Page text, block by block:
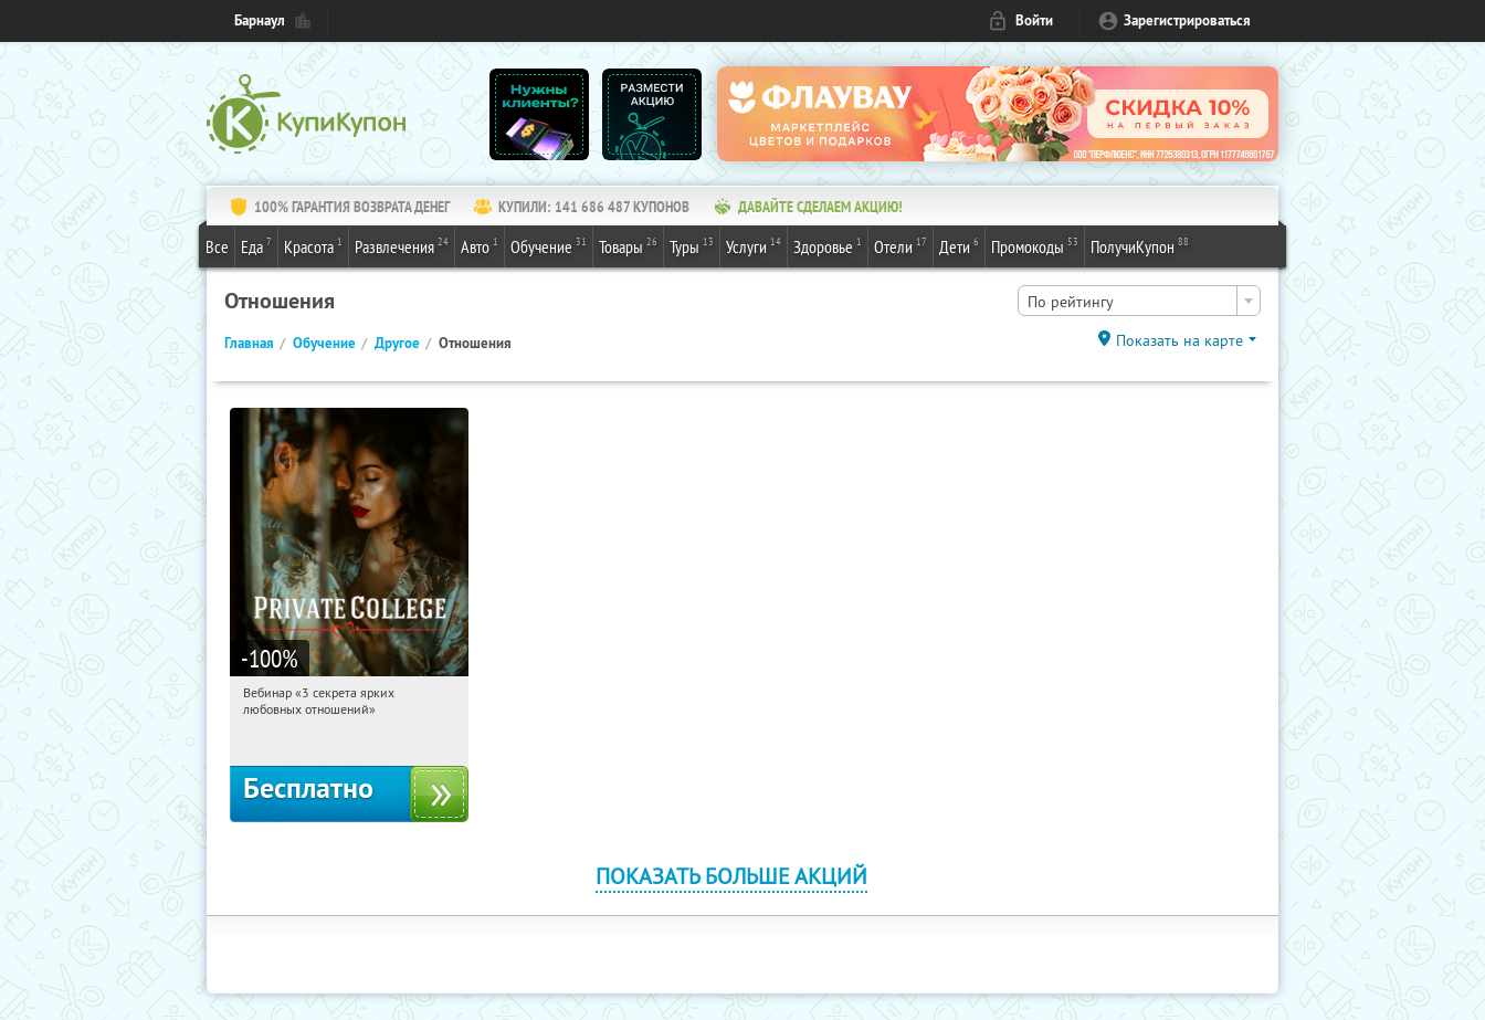
Барнаул Войти Зарегистрироваться
100% ГАРАНТИЯ ВОЗВРАТА ДЕНЕГ КУПИЛИ: 141 686 487КУПОНОВ ДАВАЙТЕ СДЕЛАЕМ АКЦИЮ!
Все Еда 7 Красота 1 Развлечения 24 Авто 1 Обучение 31 Товары 26 Туры 13 Услуги 14 Здоровье 1 Отели 17 Дети 6 Промокоды 53 ПолучиКупон 88
Отношения По рейтингу
Главная Обучение Другое Отношения Показать на карте
-100%
20:41:06 Получили:
Вебинар «3 секрета ярких
любовных отношений»
Бесплатно
ПОКАЗАТЬ БОЛЬШЕ АКЦИЙ